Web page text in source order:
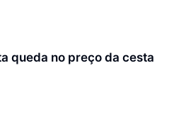
queda no preço da cesta